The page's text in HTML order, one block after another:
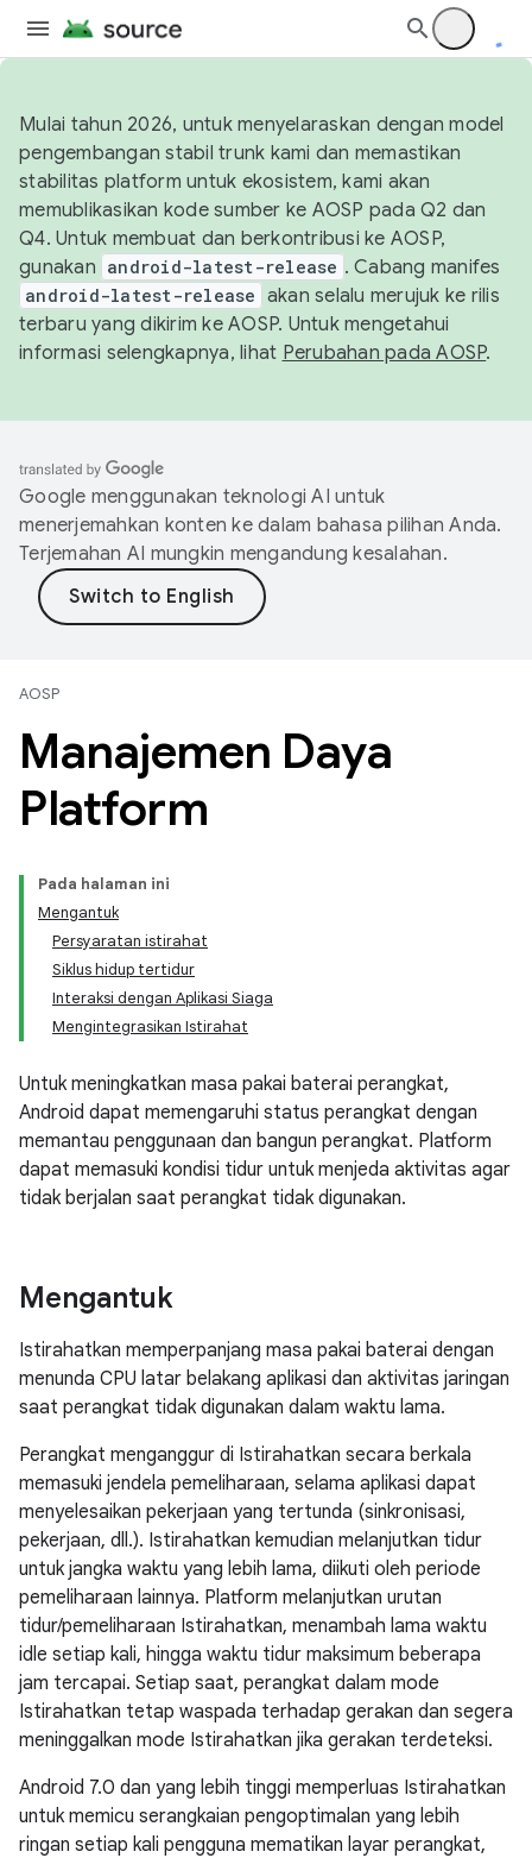
Mulai tahun 2026, untuk menyelaraskan dengan model
pengembangan stabil trunk kami dan memastikan
stabilitas platform untuk ekosistem, kami akan
memublikasikan kode sumber ke AOSP pada Q2 dan
Q4. Untuk membuat dan berkontribusi ke AOSP,
gunakan android-latest-release . Cabang manifes
android-latest-release akan selalu merujuk ke rilis
terbaru yang dikirim ke AOSP. Untuk mengetahui
informasi selengkapnya, lihat Perubahan pada AOSP.
Google menggunakan teknologi AI untuk
menerjemahkan konten ke dalam bahasa pilihan Anda.
Terjemahan AI mungkin mengandung kesalahan.
AOSP
Manajemen Daya
Platform
Pada halaman ini
Mengantuk
Persyaratan istirahat
Siklus hidup tertidur
Interaksi dengan Aplikasi Siaga
Mengintegrasikan Istirahat
Untuk meningkatkan masa pakai baterai perangkat,
Android dapat memengaruhi status perangkat dengan
memantau penggunaan dan bangun perangkat. Platform
dapat memasuki kondisi tidur untuk menjeda aktivitas agar
tidak berjalan saat perangkat tidak digunakan.
Mengantuk
Istirahatkan memperpanjang masa pakai baterai dengan
menunda CPU latar belakang aplikasi dan aktivitas jaringan
saat perangkat tidak digunakan dalam waktu lama.
Perangkat menganggur di Istirahatkan secara berkala
memasuki jendela pemeliharaan, selama aplikasi dapat
menyelesaikan pekerjaan yang tertunda (sinkronisasi,
pekerjaan, dll.). Istirahatkan kemudian melanjutkan tidur
untuk jangka waktu yang lebih lama, diikuti oleh periode
pemeliharaan lainnya. Platform melanjutkan urutan
tidur/pemeliharaan Istirahatkan, menambah lama waktu
idle setiap kali, hingga waktu tidur maksimum beberapa
jam tercapai. Setiap saat, perangkat dalam mode
Istirahatkan tetap waspada terhadap gerakan dan segera
meninggalkan mode Istirahatkan jika gerakan terdeteksi.
Android 7.0 dan yang lebih tinggi memperluas Istirahatkan
untuk memicu serangkaian pengoptimalan yang lebih
ringan setiap kali pengguna mematikan layar perangkat,